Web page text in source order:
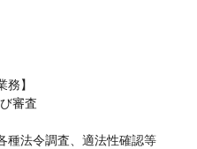
】
審査
種法令調査、適法性確認等